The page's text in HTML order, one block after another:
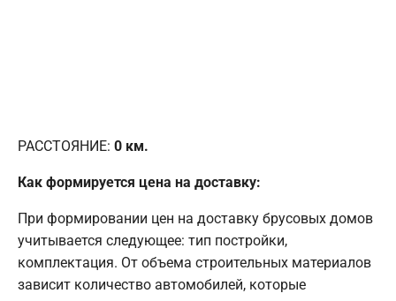
РАССТОЯНИЕ: 0 км.
Как формируется цена на доставку:
При формировании цен на доставку брусовых домов
учитывается следующее: тип постройки,
комплектация. От объема строительных материалов
зависит количество автомобилей, которые